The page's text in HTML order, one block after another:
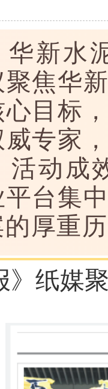
华新水
聚焦华
目标
威专家
活动成
台集
厚重
》纸媒